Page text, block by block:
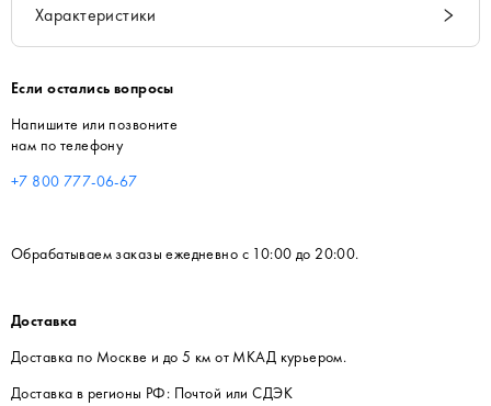
Характеристики
Если остались вопросы
Напишите или позвоните
нам по телефону
+7 800 777-06-67
Обрабатываем заказы ежедневно с 10:00 до 20:00.
Доставка
Доставка по Москве и до 5 км от МКАД курьером.
Доставка в регионы РФ: Почтой или СДЭК